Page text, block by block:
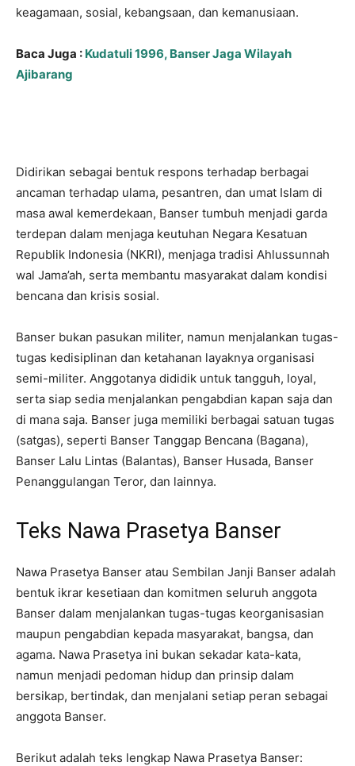
keagamaan, sosial, kebangsaan, dan kemanusiaan.
Baca Juga : Kudatuli 1996, Banser Jaga Wilayah
Ajibarang
Didirikan sebagai bentuk respons terhadap berbagai
ancaman terhadap ulama, pesantren, dan umat Islam di
masa awal kemerdekaan, Banser tumbuh menjadi garda
terdepan dalam menjaga keutuhan Negara Kesatuan
Republik Indonesia (NKRI), menjaga tradisi Ahlussunnah
wal Jama’ah, serta membantu masyarakat dalam kondisi
bencana dan krisis sosial.
Banser bukan pasukan militer, namun menjalankan tugas-
tugas kedisiplinan dan ketahanan layaknya organisasi
semi-militer. Anggotanya dididik untuk tangguh, loyal,
serta siap sedia menjalankan pengabdian kapan saja dan
di mana saja. Banser juga memiliki berbagai satuan tugas
(satgas), seperti Banser Tanggap Bencana (Bagana),
Banser Lalu Lintas (Balantas), Banser Husada, Banser
Penanggulangan Teror, dan lainnya.
Teks Nawa Prasetya Banser
Nawa Prasetya Banser atau Sembilan Janji Banser adalah
bentuk ikrar kesetiaan dan komitmen seluruh anggota
Banser dalam menjalankan tugas-tugas keorganisasian
maupun pengabdian kepada masyarakat, bangsa, dan
agama. Nawa Prasetya ini bukan sekadar kata-kata,
namun menjadi pedoman hidup dan prinsip dalam
bersikap, bertindak, dan menjalani setiap peran sebagai
anggota Banser.
Berikut adalah teks lengkap Nawa Prasetya Banser: